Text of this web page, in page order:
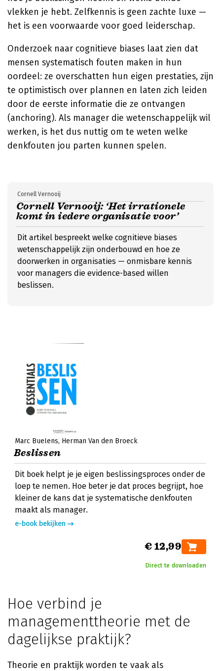
vlekken je hebt. Zelfkennis is geen zachte luxe —
het is een voorwaarde voor goed leiderschap.
Onderzoek naar cognitieve biases laat zien dat
mensen systematisch fouten maken in hun
oordeel: ze overschatten hun eigen prestaties, zijn
te optimistisch over plannen en laten zich leiden
door de eerste informatie die ze ontvangen
(anchoring). Als manager die wetenschappelijk wil
werken, is het dus nuttig om te weten welke
denkfouten jou parten kunnen spelen.
Cornell Vernooij: ‘Het irrationele
komt in iedere organisatie voor’
Cornell Vernooij
Dit artikel bespreekt welke cognitieve biases
wetenschappelijk zijn onderbouwd en hoe ze
doorwerken in organisaties — onmisbare kennis
voor managers die evidence-based willen
beslissen.
Marc Buelens Herman Van den Broeck
Beslissen
Dit boek helpt je je eigen beslissingsproces onder de
loep te nemen. Hoe beter je dat proces begrijpt, hoe
kleiner de kans dat je systematische denkfouten
maakt als manager.
e-book bekijken
€ 12,99
Direct te downloaden
Hoe verbind je
managementtheorie met de
dagelijkse praktijk?
Theorie en praktijk worden te vaak als